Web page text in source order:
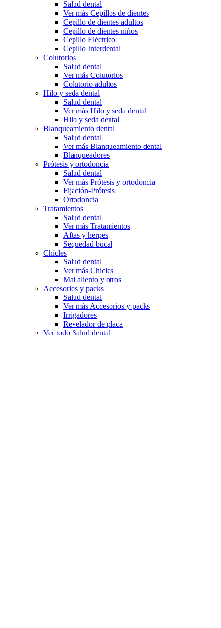
Salud dental
Ver más Cepillos de dientes
Cepillo de dientes adultos
Cepillo de dientes niños
Cepillo Eléctrico
Cepillo Interdental
Colutorios
Salud dental
Ver más Colutorios
Colutorio adultos
Hilo y seda dental
Salud dental
Ver más Hilo y seda dental
Hilo y seda dental
Blanqueamiento dental
Salud dental
Ver más Blanqueamiento dental
Blanqueadores
Prótesis y ortodoncia
Salud dental
Ver más Prótesis y ortodoncia
Fijación-Prótesis
Ortodoncia
Tratamientos
Salud dental
Ver más Tratamientos
Aftas y herpes
Sequedad bucal
Chicles
Salud dental
Ver más Chicles
Mal aliento y otros
Accesorios y packs
Salud dental
Ver más Accesorios y packs
Irrigadores
Revelador de placa
Ver todo Salud dental